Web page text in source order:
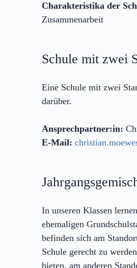
Charakteristika der
Zusammenarbeit
Schule mit zwei
Eine Schule mit zwei
darüber.
Ansprechpartner:in:
E-Mail:
In unseren Klassen
ehemaligen
befinden sich am
Schule gerecht zu
bieten, am anderen